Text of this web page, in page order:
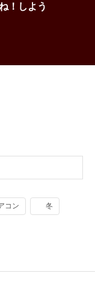
！しよう
コン 冬